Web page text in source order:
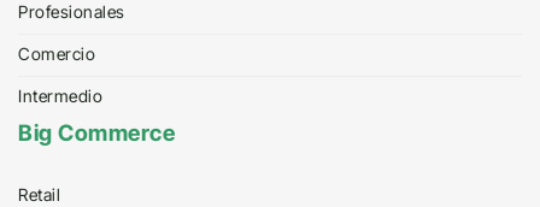
Profesionales
Comercio
Intermedio
Big Commerce
Retail